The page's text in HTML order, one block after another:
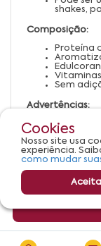
shakes,
Composição:
Proteína
Sem
Advertências:
Manter
luz.
Pessoas
Cookies
Nosso site usa
experiência.
como mudar